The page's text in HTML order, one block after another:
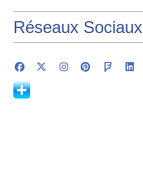
Réseaux Sociaux